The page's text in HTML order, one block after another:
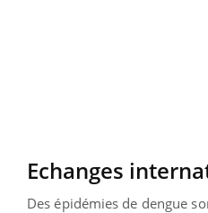
Echanges
Des épidémies de dengue